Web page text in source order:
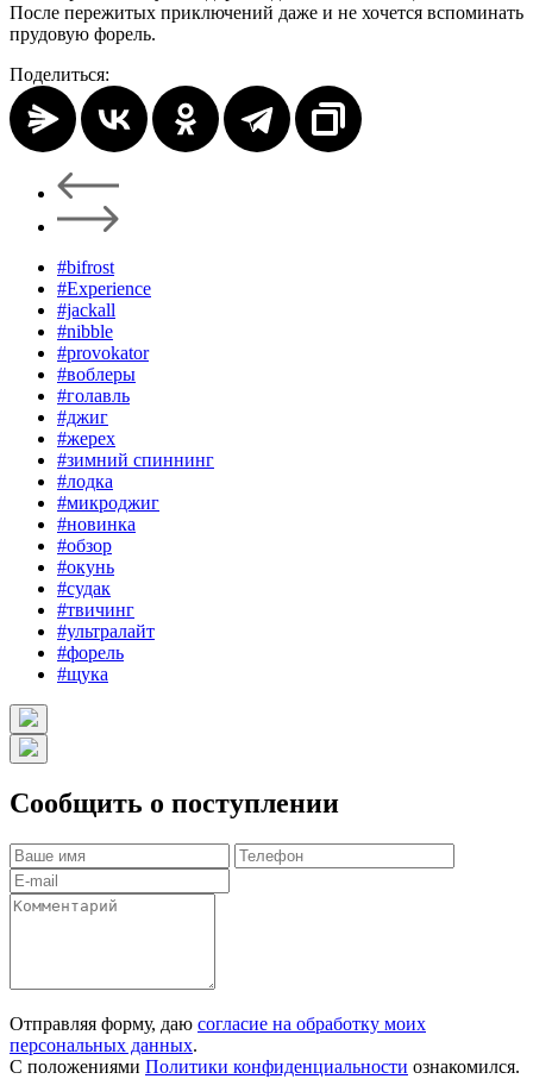
После пережитых приключений даже и не хочется вспоминать
прудовую форель.
Поделиться:
#bifrost
#Experience
#jackall
#nibble
#provokator
#воблеры
#голавль
#джиг
#жерех
#зимний спиннинг
#лодка
#микроджиг
#новинка
#обзор
#окунь
#судак
#твичинг
#ультралайт
#форель
#щука
Сообщить о поступлении
Отправляя форму, даю согласие на обработку моих
персональных данных.
С положениями Политики конфиденциальности ознакомился.